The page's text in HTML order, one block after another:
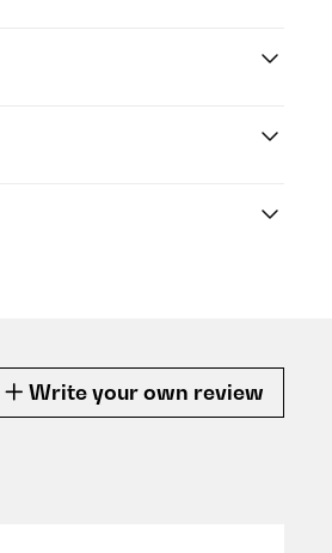
Write your own review